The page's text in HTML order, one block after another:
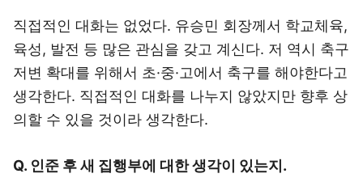
직접적인 대화는 없었다. 유승민 회장께서 학교체육,
육성, 발전 등 많은 관심을 갖고 계신다. 저 역시 축구
저변 확대를 위해서 초·중·고에서 축구를 해야한다고
생각한다. 직접적인 대화를 나누지 않았지만 향후 상
의할 수 있을 것이라 생각한다.
Q. 인준 후 새 집행부에 대한 생각이 있는지.